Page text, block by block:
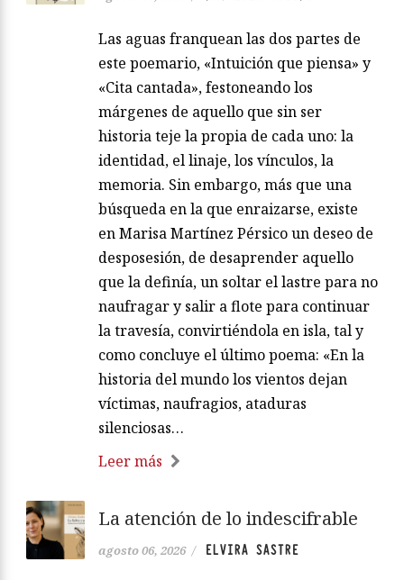
Las aguas franquean las dos partes de
este poemario, «Intuición que piensa» y
«Cita cantada», festoneando los
márgenes de aquello que sin ser
historia teje la propia de cada uno: la
identidad, el linaje, los vínculos, la
memoria. Sin embargo, más que una
búsqueda en la que enraizarse, existe
en Marisa Martínez Pérsico un deseo de
desposesión, de desaprender aquello
que la definía, un soltar el lastre para no
naufragar y salir a flote para continuar
la travesía, convirtiéndola en isla, tal y
como concluye el último poema: «En la
historia del mundo los vientos dejan
víctimas, naufragios, ataduras
silenciosas…
Leer más
La atención de lo indescifrable
agosto 06, 2026 / ELVIRA SASTRE